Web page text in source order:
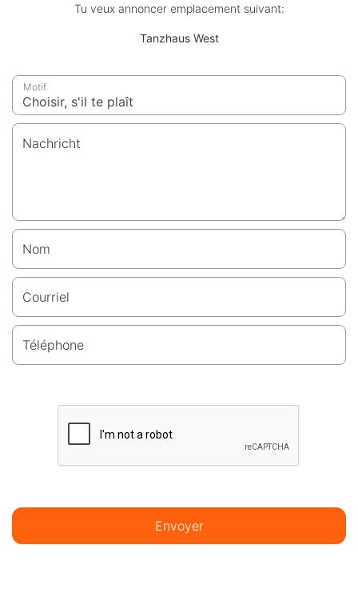
Tu veux annoncer emplacement suivant:
Tanzhaus West
Motif
Nachricht
Nom
Courriel
Téléphone
Envoyer